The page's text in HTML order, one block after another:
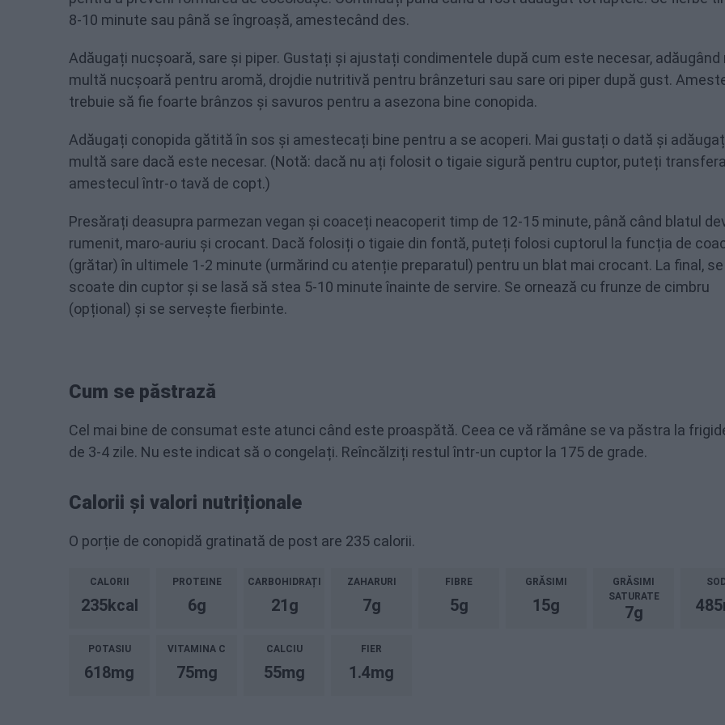
8-10 minute sau până se îngroașă, amestecând des.
Adăugați nucșoară, sare și piper. Gustați și ajustați condimentele după cum este necesar, adăugând
multă nucșoară pentru aromă, drojdie nutritivă pentru brânzeturi sau sare ori piper după gust.
trebuie să fie foarte brânzos și savuros pentru a asezona bine conopida.
Adăugați conopida gătită în sos și amestecați bine pentru a se acoperi. Mai gustați o dată și
multă sare dacă este necesar. (Notă: dacă nu ați folosit o tigaie sigură pentru cuptor, puteți
amestecul într-o tavă de copt.)
Presărați deasupra parmezan vegan și coaceți neacoperit timp de 12-15 minute, până când blatul
rumenit, maro-auriu și crocant. Dacă folosiți o tigaie din fontă, puteți folosi cuptorul la funcția de
(grătar) în ultimele 1-2 minute (urmărind cu atenție preparatul) pentru un blat mai crocant. La final, se
scoate din cuptor și se lasă să stea 5-10 minute înainte de servire. Se ornează cu frunze de cimbru
(opțional) și se servește fierbinte.
Cum se păstrază
Cel mai bine de consumat este atunci când este proaspătă. Ceea ce vă rămâne se va păstra la
de 3-4 zile. Nu este indicat să o congelați. Reîncălziți restul într-un cuptor la 175 de grade.
Calorii și valori nutriționale
O porție de conopidă gratinată de post are 235 calorii.
CALORII
235kcal
PROTEINE
6g
CARBOHIDRAȚI
21g
ZAHARURI
7g
FIBRE
5g
GRĂSIMI
15g
GRĂSIMI
SATURATE
7g
POTASIU
618mg
VITAMINA C
75mg
CALCIU
55mg
FIER
1.4mg